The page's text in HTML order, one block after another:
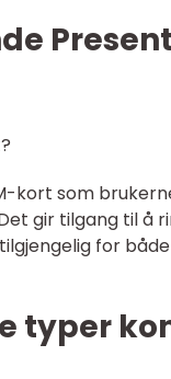
kort som
gir tilgang til å
for
typer